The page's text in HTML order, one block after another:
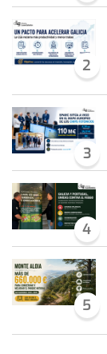
2
3
4
5